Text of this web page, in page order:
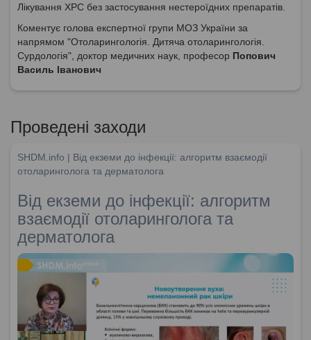
Лікування ХРС без застосування нестероїдних препаратів.
Коментує голова експертної групи МОЗ України за
напрямом "Отоларингологія. Дитяча отоларингологія.
Сурдологія", доктор медичних наук, професор Попович
Василь Іванович
Проведені заходи
SHDM.info | Від екземи до інфекції: алгоритм взаємодії
отоларинголога та дерматолога
Від екземи до інфекції: алгоритм
взаємодії отоларинголога та
дерматолога